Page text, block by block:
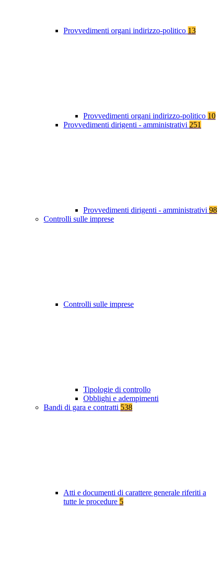
Provvedimenti organi indirizzo-politico 13
Provvedimenti organi indirizzo-politico 10
Provvedimenti dirigenti - amministrativi 251
Provvedimenti dirigenti - amministrativi 98
Controlli sulle imprese
Controlli sulle imprese
Tipologie di controllo
Obblighi e adempimenti
Bandi di gara e contratti 538
Atti e documenti di carattere generale riferiti a
tutte le procedure 5